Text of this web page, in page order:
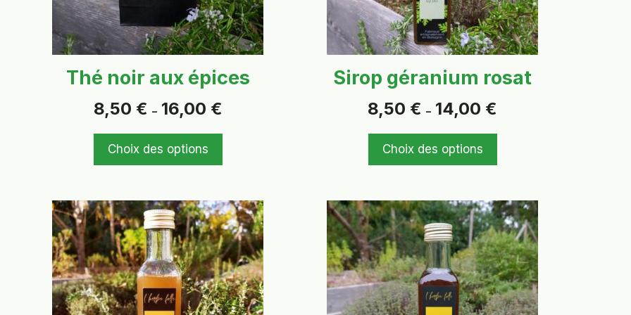
Thé noir aux épices
8,50 € – 16,00 €
prix :
Choix des options
choisies
Sirop géranium rosat
8,50 € – 14,00 €
prix :
Choix des options
choisies
sur
Ce
produit
plusieurs
variations.
Les
Ce
produit
plusieurs
variations.